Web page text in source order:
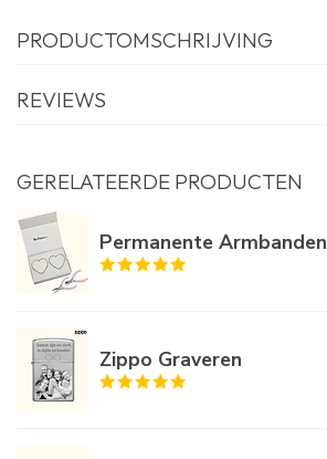
PRODUCTOMSCHRIJVING
REVIEWS
GERELATEERDE PRODUCTEN
Permanente Armbanden
Zippo Graveren